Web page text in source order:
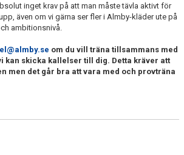
inget krav på att man måste tävla aktivt för
även om vi gärna ser fler i Almby-kläder ute på
ambitionsnivå.
om du vill träna tillsammans med
kan skicka kallelser till dig. Detta kräver att
men det går bra att vara med och provträna